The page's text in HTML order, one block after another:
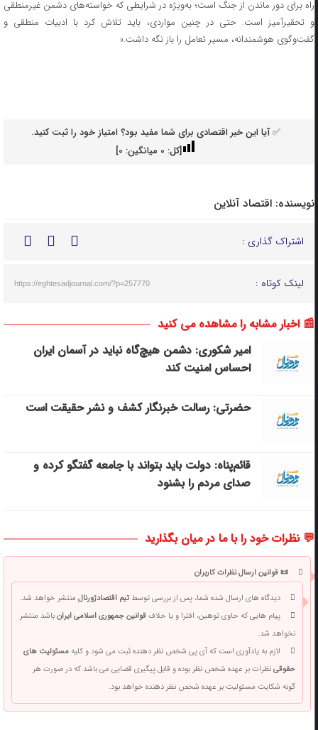
راه برای دور ماندن از جنگ است؛ به‌ویژه در شرایطی که خواسته‌های دشمن غیرمنطقی
و تحقیرآمیز است. حتی در چنین مواردی، باید تلاش کرد با ادبیات منطقی و
گفت‌وگوی هوشمندانه، مسیر تعامل را باز نگه داشت.»
✅ آیا این خبر اقتصادی برای شما مفید بود؟ امتیاز خود را ثبت کنید.
[کل: 0میانگین: 0
]
نویسنده: اقتصاد آنلاین
اشتراک گذاری :
لینک کوتاه : https://eghtesadjournal.com/?p=257770
📰 اخبار مشابه را مشاهده می کنید
امیر شکوری: دشمن هیچ‌گاه نباید در آسمان ایران
احساس امنیت کند
حضرتی: رسالت خبرنگار کشف و نشر حقیقت است
قائم‌پناه: دولت باید بتواند با جامعه گفتگو کرده و
صدای مردم را بشنود
💬 نظرات خود را با ما در میان بگذارید
📜 قوانین ارسال نظرات کاربران
دیدگاه های ارسال شده شما، پس از بررسی توسطتیم اقتصادژورنالمنتشر خواهد شد.
پیام هایی که حاوی توهین، افترا و یا خلافقوانین جمهوری اسلامی ایرانباشد منتشر
نخواهد شد.
لازم به یادآوری است که آی پی شخص نظر دهنده ثبت می شود و کلیهمسئولیت های
حقوقینظرات بر عهده شخص نظر بوده و قابل پیگیری قضایی می باشد که در صورت هر
گونه شکایت مسئولیت بر عهده شخص نظر دهنده خواهد بود.